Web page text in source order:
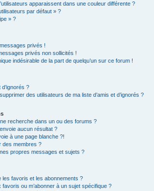
apparaissent dans une couleur différente ?
par défaut » ?
» ?
privés !
privés non sollicités !
indésirable de la part de quelqu’un sur ce forum !
?
des utilisateurs de ma liste d’amis et d’ignorés ?
recherche dans un ou des forums ?
aucun résultat ?
à une page blanche ?!
des membres ?
propres messages et sujets ?
les favoris et les abonnements ?
ou m’abonner à un sujet spécifique ?